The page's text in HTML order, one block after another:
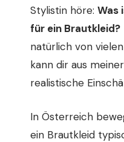
Stylistin höre: Was
für ein Brautkleid?
natürlich von
kann dir aus
realistische
In Österreich
ein Brautkleid